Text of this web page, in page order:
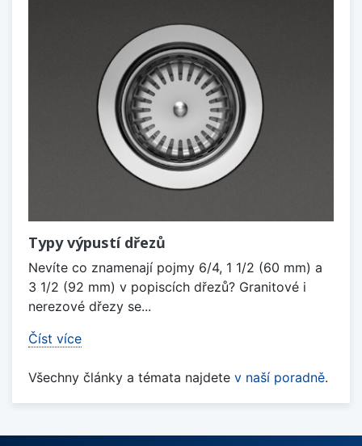
Typy výpustí dřezů
Nevíte co znamenají pojmy 6/4, 1 1/2 (60 mm) a
3 1/2 (92 mm) v popiscích dřezů? Granitové i
nerezové dřezy se...
Číst více
Všechny články a témata najdete v naší poradně.